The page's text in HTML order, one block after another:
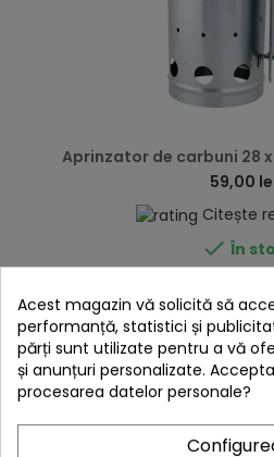
Aprinzator de carbuni 28 x
59,00
Citește
 În
Acest magazin vă solicită să
performanță, statistici și
părți sunt utilizate pentru a vă
și anunțuri personalizate.
procesarea datelor personale?